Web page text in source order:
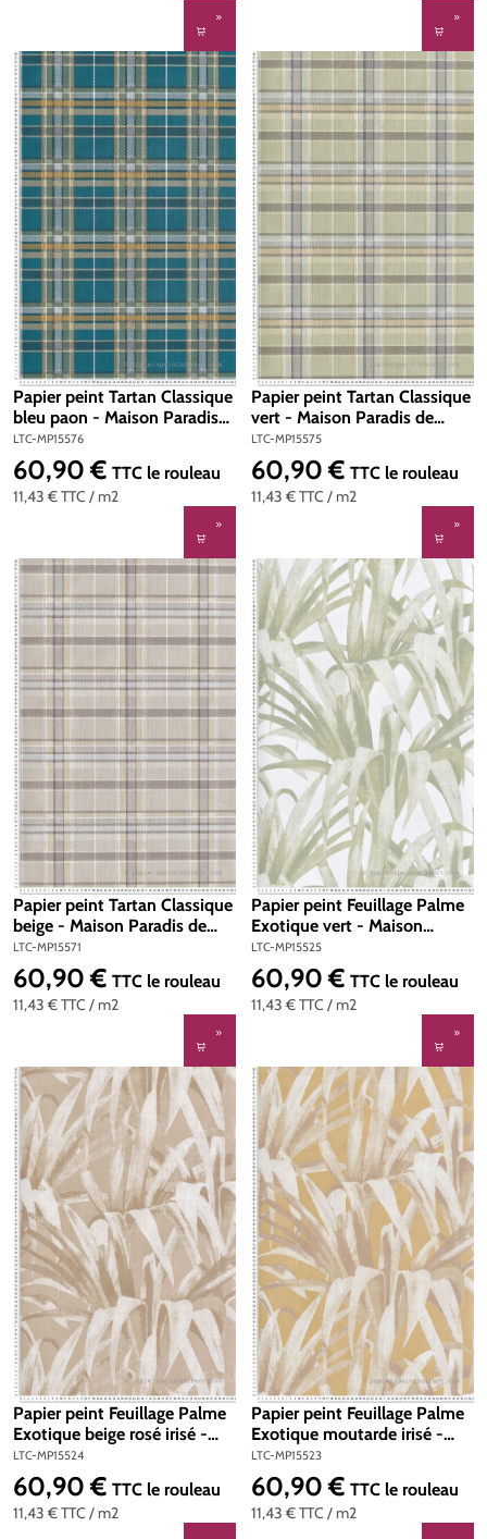
Papier peint Tartan Classique
bleu paon - Maison Paradis
de Lutèce | Réf. LTC-
MP15576
LTC-MP15576
11,43 €TTC / m2
Prix régulier :
60,90 € TTC le rouleau
Papier peint Tartan Classique
vert - Maison Paradis de
Lutèce | Réf. LTC-MP15575
LTC-MP15575
11,43 €TTC / m2
Prix régulier :
60,90 € TTC le rouleau
Papier peint Tartan Classique
beige - Maison Paradis de
Lutèce | Réf. LTC-MP15571
LTC-MP15571
11,43 €TTC / m2
Prix régulier :
60,90 € TTC le rouleau
Papier peint Feuillage Palme
Exotique vert - Maison
Paradis de Lutèce | Réf. LTC-
MP15525
LTC-MP15525
11,43 €TTC / m2
Prix régulier :
60,90 € TTC le rouleau
Papier peint Feuillage Palme
Exotique beige rosé irisé -
Maison Paradis de Lutèce |
Réf. LTC-MP15524
LTC-MP15524
11,43 €TTC / m2
Prix régulier :
60,90 € TTC le rouleau
Papier peint Feuillage Palme
Exotique moutarde irisé -
Maison Paradis de Lutèce |
Réf. LTC-MP15523
LTC-MP15523
11,43 €TTC / m2
Prix régulier :
60,90 € TTC le rouleau